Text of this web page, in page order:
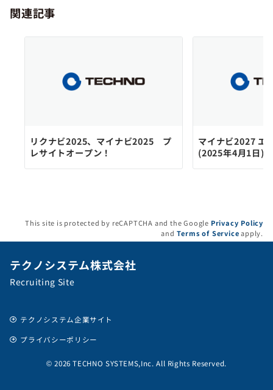
関連記事
リクナビ2025、マイナビ2025 プ
レサイトオープン！
マイナビ2027 エ
(2025年4月1日)
This site is protected by reCAPTCHA and the Google Privacy Policy
and Terms of Serviceapply.
テクノシステム株式会社
Recruiting Site
テクノシステム企業サイト
プライバシーポリシー
© 2026 TECHNO SYSTEMS,Inc. All Rights Reserved.